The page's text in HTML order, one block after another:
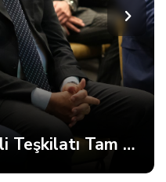
Anahtar Parti Kocaeli Teşkilatı Tam Kadro Toplandı